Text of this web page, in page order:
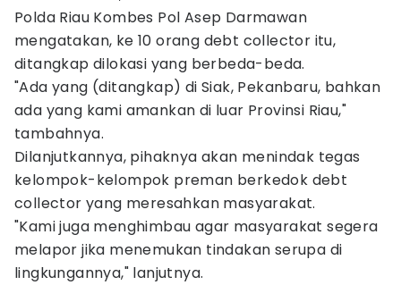
Polda Riau Kombes Pol Asep Darmawan
mengatakan, ke 10 orang debt collector itu,
ditangkap dilokasi yang berbeda-beda.
"Ada yang (ditangkap) di Siak, Pekanbaru, bahkan
ada yang kami amankan di luar Provinsi Riau,"
tambahnya.
Dilanjutkannya, pihaknya akan menindak tegas
kelompok-kelompok preman berkedok debt
collector yang meresahkan masyarakat.
"Kami juga menghimbau agar masyarakat segera
melapor jika menemukan tindakan serupa di
lingkungannya," lanjutnya.